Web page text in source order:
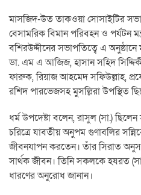
মাসজিদ-উত তাকওয়া সোসাইটির
বেসামরিক বিমান পরিবহন ও পর্যটন
বশিরউদ্দীনের সভাপতিত্বে এ
ডা. এম এ আজিজ, হাসান সহিদ
ফারুক, রিয়াজ আহমেদ সফিউল্লাহ,
রশিদ পারভেজসহ মুসল্লিরা উপস্থিত
ধর্ম উপদেষ্টা বলেন, রাসুল (সা.)
চরিত্রে যাবতীয় অনুপম গুণাবলির
জীবনযাপন করতেন। তাঁর সিরাত
সার্থক জীবন। তিনি সকলকে হযরত
ধারণের অনুরোধ জানান।